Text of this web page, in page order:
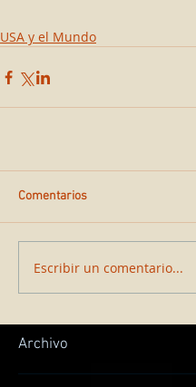
USA y el Mundo
Comentarios
Escribir un comentario...
Archivo